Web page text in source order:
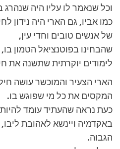
וכל שנאמר לו עליו היה
כמו אביו, גם הארי היה נידון
של אנשים טובים וחדי עין,
שהבחינו בפוטנציאל הטמון
לימודים יוקרתית שתשנה את
הארי הצעיר והמוכשר עושה
המקסים את כל מי שפוגש בו.
כעת נראה שהעתיד עומד להיות
באקדמיה ויינשא לאהובת
הגבוה.